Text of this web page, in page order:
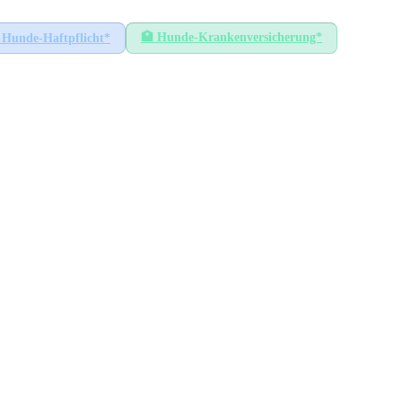
Hunde-Haftpflicht* 🏥 Hunde-Krankenversicherung*